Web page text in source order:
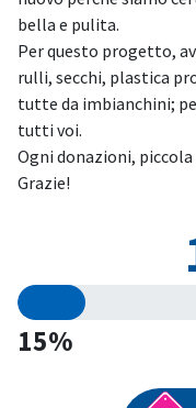
bella e pulita.
Per questo progetto,
rulli, secchi, plastica
tutte da imbianchini;
tutti voi.
Ogni donazioni, piccola
Grazie!
15%